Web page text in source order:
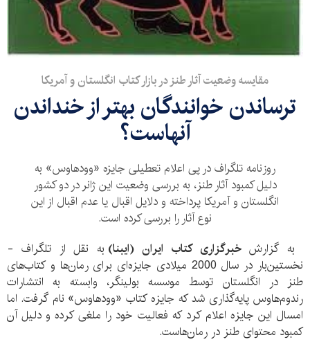
مقایسه وضعیت آثار طنز در بازار کتاب انگلستان و آمریکا
ترساندن خوانندگان بهتر از خنداندن
آنهاست؟
روزنامه تلگراف در پی اعلام تعطیلی جایزه «وودهاوس» به
دلیل کمبود آثار طنز، به بررسی وضعیت این ژانر در دو کشور
انگلستان و آمریکا پرداخته و دلایل اقبال یا عدم اقبال از این
نوع آثار را بررسی کرده است.
به گزارش خبرگزاری کتاب ایران (ایبنا) به نقل از تلگراف -
نخستین‌بار در سال 2000 میلادی جایزه‌ای برای رمان‌ها و کتاب‌های
طنز در انگلستان توسط موسسه بولینگر، وابسته به انتشارات
رندوم‌هاوس پایه‌گذاری شد که جایزه کتاب «وودهاوس» نام گرفت. اما
امسال این جایزه اعلام کرد که فعالیت خود را ملغی کرده و دلیل آن
کمبود محتوای طنز در رمان‌هاست.